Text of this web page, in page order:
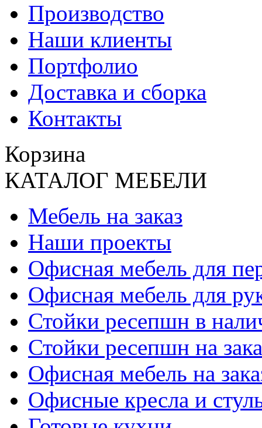
Производство
Наши клиенты
Портфолио
Доставка и сборка
Контакты
Корзина
КАТАЛОГ МЕБЕЛИ
Мебель на заказ
Наши проекты
Офисная мебель для
Офисная мебель для
Стойки ресепшн в
Стойки ресепшн на
Офисная мебель на
Офисные кресла и